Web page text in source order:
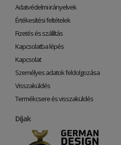
Adatvédelmi irányelvek
Értékesítési feltételek
Fizetés és szállítás
Kapcsolatba lépés
Kapcsolat
Személyes adatok feldolgozása
Visszaküldés
Termékcsere és visszaküldés
Díjak